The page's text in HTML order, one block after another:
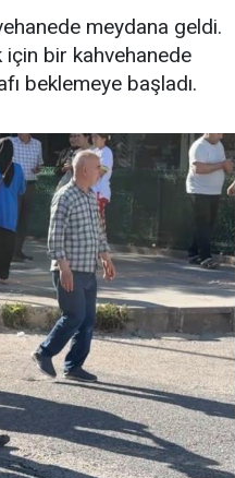
meydana geldi.
için bir kahvehanede
beklemeye başladı.